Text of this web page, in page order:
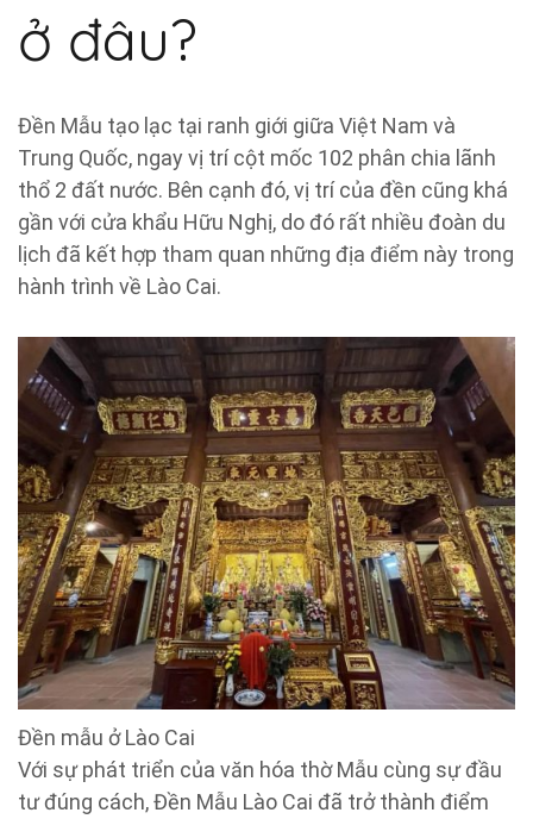
ở đâu?
Đền Mẫu tạo lạc tại ranh giới giữa Việt Nam và
Trung Quốc, ngay vị trí cột mốc 102 phân chia lãnh
thổ 2 đất nước. Bên cạnh đó, vị trí của đền cũng khá
gần với cửa khẩu Hữu Nghị, do đó rất nhiều đoàn du
lịch đã kết hợp tham quan những địa điểm này trong
hành trình về Lào Cai.
Đền mẫu ở Lào Cai
Với sự phát triển của văn hóa thờ Mẫu cùng sự đầu
tư đúng cách, Đền Mẫu Lào Cai đã trở thành điểm